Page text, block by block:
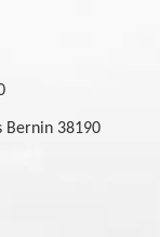
Bernin 38190